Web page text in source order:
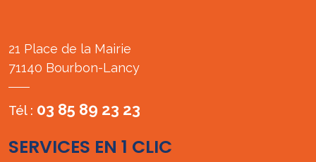
21 Place de la Mairie
71140 Bourbon-Lancy
Tél : 03 85 89 23 23
SERVICES EN 1 CLIC